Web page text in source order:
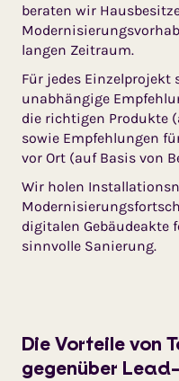
beraten wir
langen Zeitraum.
Für jedes Einzelprojekt
unabhängige
die richtigen Produkte
sowie Empfehlungen
vor Ort (auf Basis von
Wir holen
digitalen Gebäudeakte
sinnvolle Sanierung.
Die Vorteile von
gegenüber